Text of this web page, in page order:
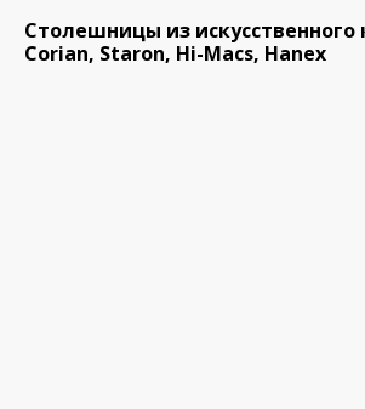
Столешницы из искусственного
Corian, Staron, Hi-Macs, Hanex